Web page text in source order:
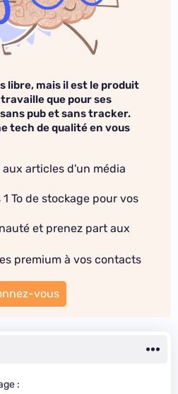
libre, mais il est le produit
que pour ses
pub et sans tracker.
tech de qualité en vous
articles d'un média
To de stockage pour vos
et prenez part aux
premium à vos contacts
vous
: